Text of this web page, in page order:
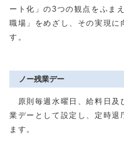
ート化」の3つの観点をふま
職場」をめざし、その実現に
す。
ノー残業デー
原則毎週水曜日、給料日及
業デーとして設定し、定時
ます。